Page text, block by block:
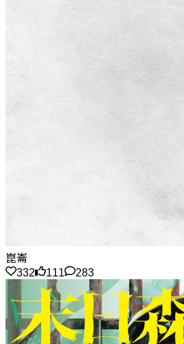
崑崙
332
111 283